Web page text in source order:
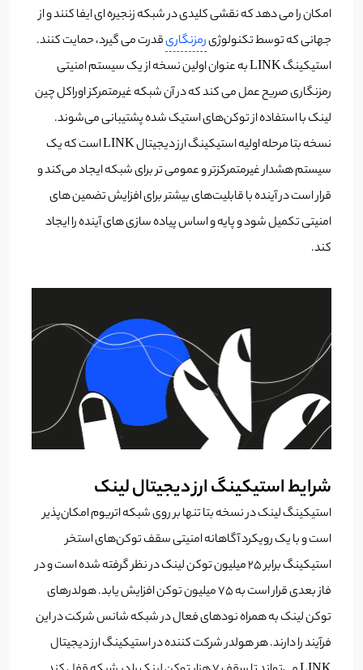
امکان را می دهد که نقشی کلیدی در شبکه زنجیره ای ایفا کنند و از
جهانی که توسط تکنولوژیرمزنگاریقدرت می گیرد، حمایت کنند.
استیکینگ LINK به عنوان اولین نسخه از یک سیستم امنیتی
رمزنگاری صریح عمل می کند که در آن شبکه غیرمتمرکز اوراکل چین
لینک با استفاده از توکن‌های استیک شده پشتیبانی می‌شوند.
نسخه بتا مرحله اولیه استیکینگ ارز دیجیتال LINK است که یک
سیستم هشدار غیرمتمرکزتر و عمومی تر برای شبکه ایجاد می‌کند و
قرار است در آینده با قابلیت‌های بیشتر برای افزایش تضمین های
امنیتی تکمیل شود و پایه و اساس پیاده سازی های آینده را ایجاد
کند.
شرایط استیکینگ ارز دیجیتال لینک
استیکینگ لینک در نسخه بتا تنها بر روی شبکه اتریوم امکان‌پذیر
است و با یک رویکرد آگاهانه امنیتی سقف توکن‌های استخر
استیکینگ برابر 25 میلیون توکن لینک در نظر گرفته شده است و در
فاز بعدی قرار است به 75 میلیون توکن افزایش یابد. هولدرهای
توکن لینک به همراه نودهای فعال در شبکه شانس شرکت در این
فرآیند را دارند. هر هولدر شرکت کننده در استیکینگ ارز دیجیتال